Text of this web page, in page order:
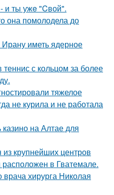
и ты ужe "Cвой".
она помолодела до
иметь ядерное
с кольцом за более
тяжелое
не курила и не работала
на Алтае для
из крупнейших центров
в Гватемале.
врача хирурга Николая